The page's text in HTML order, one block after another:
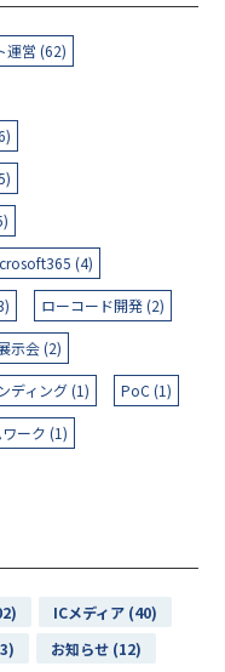
運営 (62)
(4)
ローコード開発 (2)
示会 (2)
ディング (1) PoC (1)
ーク (1)
ICメディア (40)
お知らせ (12)